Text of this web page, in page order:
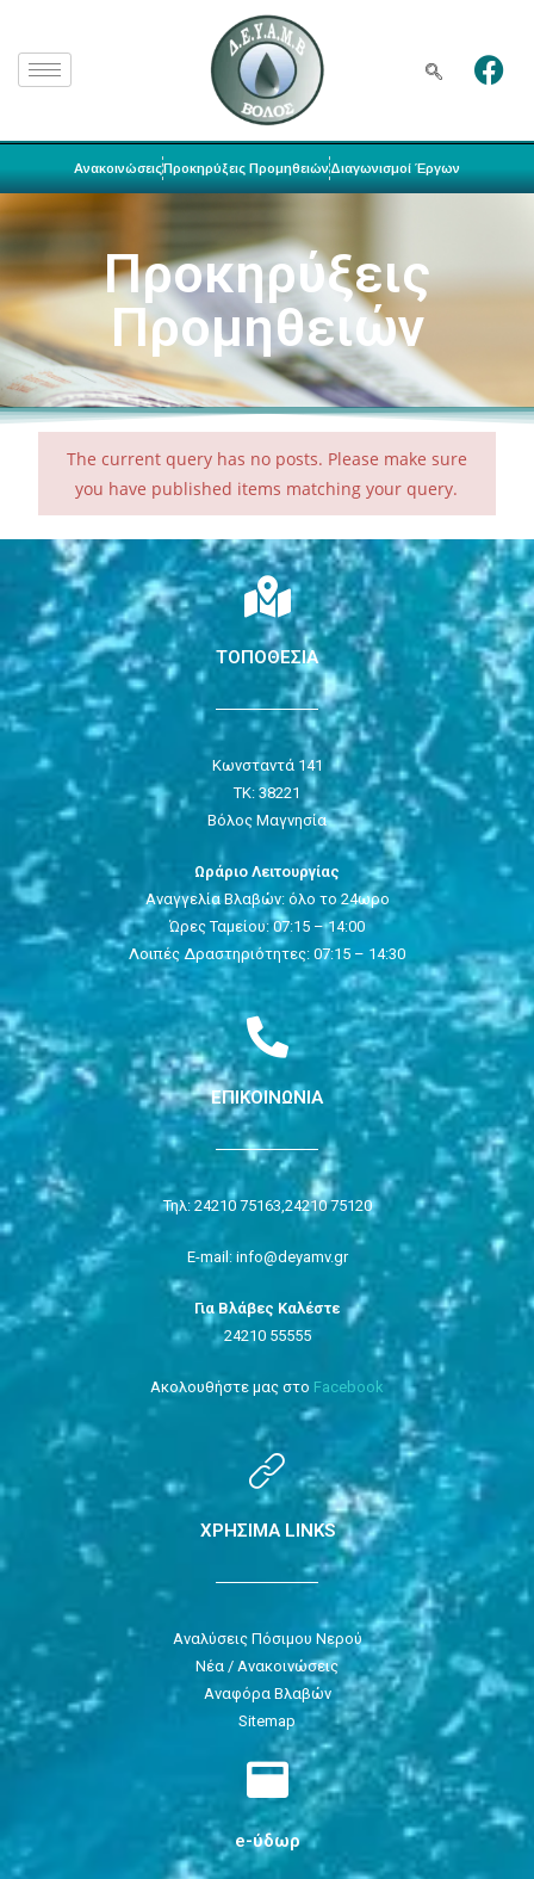
ΑνακοινώσειςΠροκηρύξεις ΠρομηθειώνΔιαγωνισμοί Έργων
Προκηρύξεις
Προμηθειών
The current query has no posts. Please make sure
you have published items matching your query.
ΤΟΠΟΘΕΣΙΑ
Κωνσταντά 141
ΤΚ: 38221
Βόλος Μαγνησία
Ωράριο Λειτουργίας
Αναγγελία Βλαβών: όλο το 24ωρο
Ώρες Ταμείου: 07:15 – 14:00
Λοιπές Δραστηριότητες: 07:15 – 14:30
ΕΠΙΚΟΙΝΩΝΙΑ
Τηλ: 24210 75163, 24210 75120
E-mail: info@deyamv.gr
Για Βλάβες Καλέστε
24210 55555
Ακολουθήστε μας στο Facebook
ΧΡΗΣΙΜΑ LINKS
Αναλύσεις Πόσιμου Νερού
Νέα / Ανακοινώσεις
Αναφόρα Βλαβών
Sitemap
e-ύδωρ